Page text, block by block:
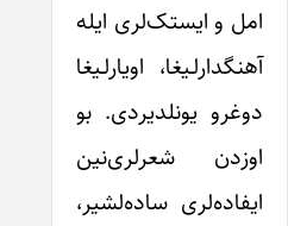
امل و ایستک‌لری ایله
آهنگدارلـیغا، اویارلـیغا
دوغرو یونلدیردی. بو
اوزدن شعرلری‌نین
ایفاده‌لری ساده‌لشیر،